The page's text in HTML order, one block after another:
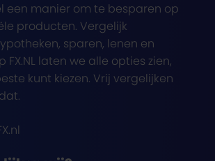
een manier om te besparen op
producten. Vergelijk
sparen, lenen en
FX.NL laten we alle opties zien,
kunt kiezen. Vrij vergelijken